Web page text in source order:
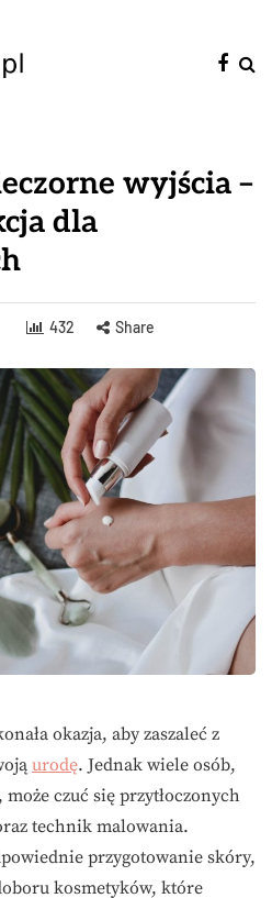
wyjścia –
dla
432 Share
okazja, aby zaszaleć z
urodę. Jednak wiele osób,
może czuć się przytłoczonych
technik malowania.
przygotowanie skóry,
kosmetyków, które